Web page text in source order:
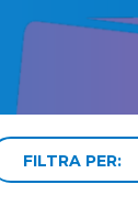
FILTRA PER: